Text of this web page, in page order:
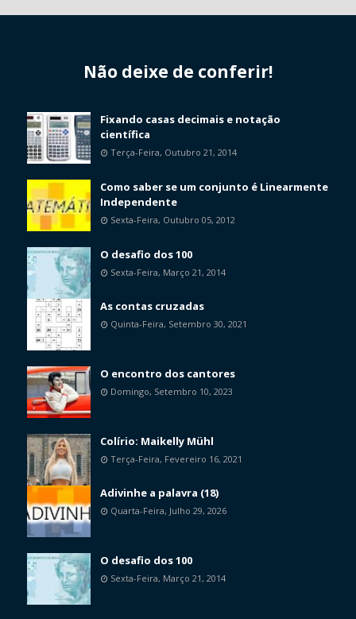
Não deixe de conferir!
Fixando casas decimais e notação
científica
Terça-Feira, Outubro 21, 2014
Como saber se um conjunto é Linearmente
Independente
Sexta-Feira, Outubro 05, 2012
O desafio dos 100
Sexta-Feira, Março 21, 2014
As contas cruzadas
Quinta-Feira, Setembro 30, 2021
O encontro dos cantores
Domingo, Setembro 10, 2023
Colírio: Maikelly Mühl
Terça-Feira, Fevereiro 16, 2021
Adivinhe a palavra (18)
Quarta-Feira, Julho 29, 2026
O desafio dos 100
Sexta-Feira, Março 21, 2014